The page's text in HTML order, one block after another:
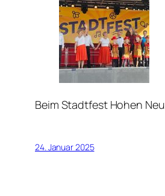
Beim Stadtfest Hohen
24. Januar 2025